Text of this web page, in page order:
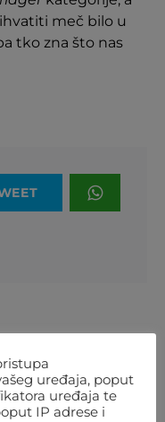
meč bilo u
tko zna što nas
IMA
ČEKA GA
uređaja, poput
uređaja te
IP adrese i